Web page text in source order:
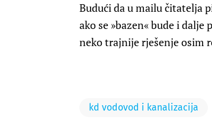
Budući da u mailu čitatelja
ako se »bazen« bude i
neko trajnije rješenje osim
kd vodovod i kanalizacija